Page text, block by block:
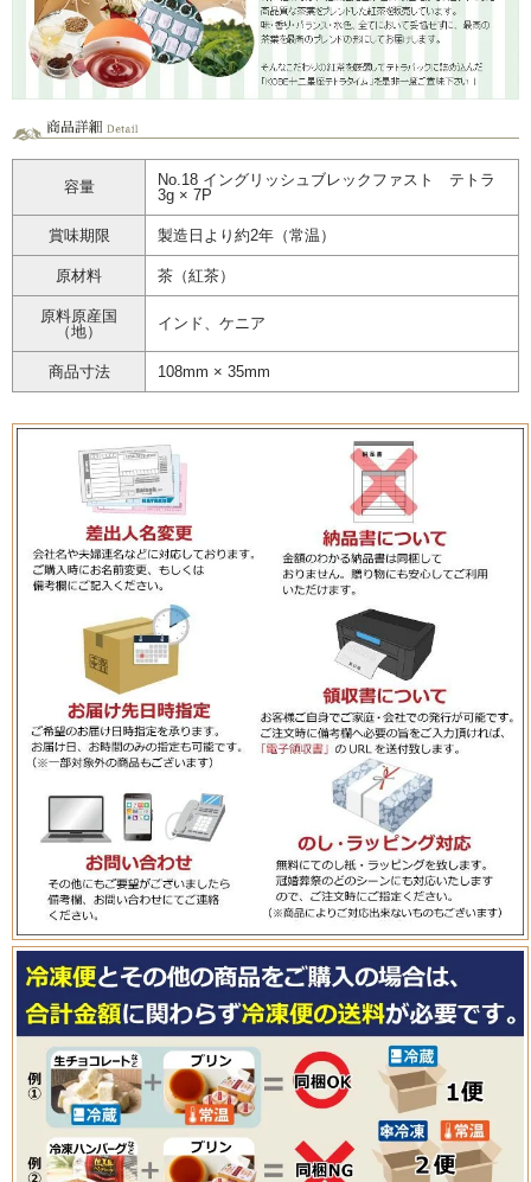
容量
No.18 イングリッシュブレックファスト テトラ
3g × 7P
賞味期限 製造日より約2年（常温）
原材料 茶（紅茶）
原料原産国
（地）
インド、ケニア
商品寸法 108mm × 35mm